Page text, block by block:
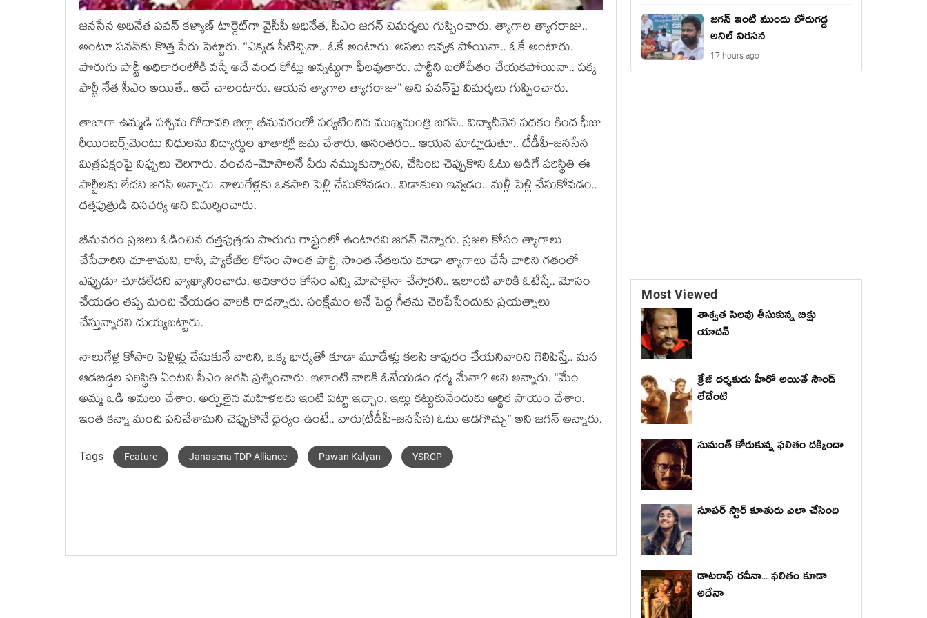
జ‌న‌సేన అధినేత ప‌వ‌న్ క‌ళ్యాణ్ టార్గెట్‌గా వైసీపీ అధినేత‌, సీఎం జ‌గ‌న్ విమ‌ర్శ‌లు గుప్పించారు. త్యాగాల త్యాగ‌రాజు..
అంటూ ప‌వ‌న్‌కు కొత్త పేరు పెట్టారు. “ఎక్క‌డ సీటిచ్చినా.. ఓకే అంటారు. అస‌లు ఇవ్వ‌క పోయినా.. ఓకే అంటారు.
పొరుగు పార్టీ అధికారంలోకి వ‌స్తే అదే వంద కోట్లు అన్న‌ట్టుగా ఫీల‌వుతారు. పార్టీని బ‌లోపేతం చేయ‌క‌పోయినా.. ప‌క్క
పార్టీ నేత సీఎం అయితే.. అదే చాలంటారు. ఆయ‌న త్యాగాల త్యాగ‌రాజు” అని ప‌వ‌న్‌పై విమ‌ర్శ‌లు గుప్పించారు.
తాజాగా ఉమ్మ‌డి ప‌శ్చిమ గోదావ‌రి జిల్లా భీమ‌వ‌రంలో ప‌ర్య‌టించిన ముఖ్య‌మంత్రి జ‌గ‌న్‌.. విద్యాదీవెన ప‌థకం కింద ఫీజు
రీయింబ‌ర్స్‌మెంటు నిధుల‌ను విద్యార్థుల ఖాతాల్లో జ‌మ చేశారు. అనంత‌రం.. ఆయ‌న మాట్లాడుతూ.. టీడీపీ-జ‌న‌సేన
మిత్ర‌పక్షంపై నిప్పులు చెరిగారు. వంచ‌న‌-మోసాల‌నే వీరు న‌మ్ముకున్నారని, చేసింది చెప్పుకొని ఓటు అడిగే ప‌రిస్థితి ఈ
పార్టీల‌కు లేద‌ని జ‌గ‌న్ అన్నారు. నాలుగేళ్ల‌కు ఒక‌సారి పెళ్లి చేసుకోవ‌డం.. విడాకులు ఇవ్వ‌డం.. మ‌ళ్లీ పెళ్లి చేసుకోవ‌డం..
ద‌త్త‌పుత్రుడి దిన‌చ‌ర్య అని విమ‌ర్శించారు.
భీమ‌వ‌రం ప్ర‌జ‌లు ఓడించిన ద‌త్త‌పుత్ర‌డు పొరుగు రాష్ట్రంలో ఉంటార‌ని జ‌గ‌న్ చెన్నారు. ప్ర‌జ‌ల కోసం త్యాగాలు
చేసేవారిని చూశామ‌ని, కానీ, ప్యాకేజీల కోసం సొంత పార్టీ, సొంత నేత‌ల‌ను కూడా త్యాగాలు చేసే వారిని గ‌తంలో
ఎప్పుడూ చూడ‌లేద‌ని వ్యాఖ్యానించారు. అధికారం కోసం ఎన్ని మోసాలైనా చేస్తారని.. ఇలాంటి వారికి ఓటేస్తే.. మోసం
చేయ‌డం త‌ప్ప మంచి చేయ‌డం వారికి రాద‌న్నారు. సంక్షేమం అనే పెద్ద గీత‌ను చెరిపేసేందుకు ప్ర‌య‌త్నాలు
చేస్తున్నార‌ని దుయ్య‌బ‌ట్టారు.
నాలుగేళ్ల కోసారి పెళ్లిళ్లు చేసుకునే వారిని, ఒక్క భార్య‌తో కూడా మూడేళ్లు క‌ల‌సి కాపురం చేయ‌నివారిని గెలిపిస్తే.. మ‌న
ఆడ‌బిడ్డ‌ల ప‌రిస్థితి ఏంట‌ని సీఎం జ‌గ‌న్ ప్ర‌శ్నించారు. ఇలాంటి వారికి ఓటేయ‌డం ధ‌ర్మ మేనా? అని అన్నారు. “మేం
అమ్మ ఒడి అమ‌లు చేశాం. అర్హులైన మ‌హిళ‌ల‌కు ఇంటి పట్టా ఇచ్చాం. ఇల్లు క‌ట్టుకునేందుకు ఆర్థిక సాయం చేశాం.
ఇంత క‌న్నా మంచి ప‌నిచేశామ‌ని చెప్పుకొనే ధైర్యం ఉంటే.. వారు(టీడీపీ-జ‌న‌సేన‌) ఓటు అడ‌గొచ్చు” అని జ‌గ‌న్ అన్నారు.
Tags Feature Janasena TDP Alliance Pawan Kalyan YSRCP
జగన్ ఇంటి ముందు బోరుగడ్డ
అనిల్ నిరసన
17 hours ago
Most Viewed
శాశ్వత సెలవు తీసుకున్న బిక్షు
యాదవ్
క్రేజీ దర్శకుడు హీరో అయితే సౌండ్
లేదేంటి
సుమంత్ కోరుకున్న ఫలితం దక్కిందా
సూపర్ స్టార్ కూతురు ఎలా చేసింది
డాటరాఫ్ రవీనా... ఫలితం కూడా
అదేనా